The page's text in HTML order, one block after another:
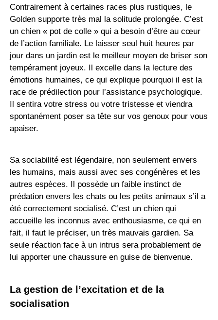
Contrairement à certaines races plus rustiques, le
Golden supporte très mal la solitude prolongée. C’est
un chien « pot de colle » qui a besoin d’être au cœur
de l’action familiale. Le laisser seul huit heures par
jour dans un jardin est le meilleur moyen de briser son
tempérament joyeux. Il excelle dans la lecture des
émotions humaines, ce qui explique pourquoi il est la
race de prédilection pour l’assistance psychologique.
Il sentira votre stress ou votre tristesse et viendra
spontanément poser sa tête sur vos genoux pour vous
apaiser.
Sa sociabilité est légendaire, non seulement envers
les humains, mais aussi avec ses congénères et les
autres espèces. Il possède un faible instinct de
prédation envers les chats ou les petits animaux s’il a
été correctement socialisé. C’est un chien qui
accueille les inconnus avec enthousiasme, ce qui en
fait, il faut le préciser, un très mauvais gardien. Sa
seule réaction face à un intrus sera probablement de
lui apporter une chaussure en guise de bienvenue.
La gestion de l’excitation et de la
socialisation